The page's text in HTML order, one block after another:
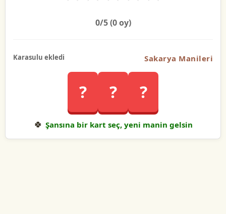
0/5 (0oy)
Karasulu ekledi Sakarya Manileri
? ? ?
🍀 Şansına bir kart seç, yeni manin gelsin